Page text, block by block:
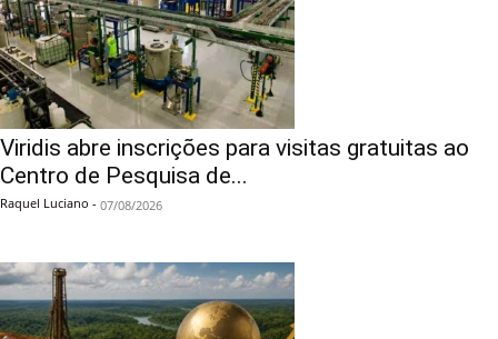
Viridis abre inscrições para visitas gratuitas ao
Centro de Pesquisa de...
Raquel Luciano - 07/08/2026